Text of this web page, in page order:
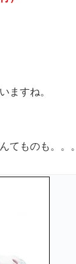
ますね。
てものも。。。